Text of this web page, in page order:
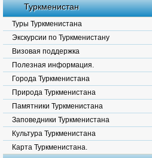
Туркменистан
Туры Туркменистана
Экскурсии по Туркменистану
Визовая поддержка
Полезная информация.
Города Туркменистана
Природа Туркменистана
Памятники Туркменистана
Заповедники Туркменистана
Культура Туркменистана
Карта Туркменистана.